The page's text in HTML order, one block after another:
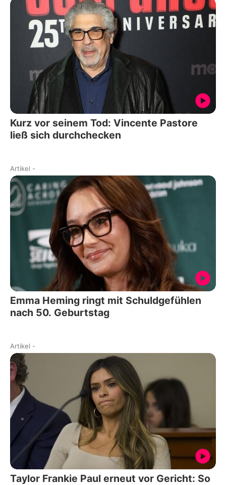
Kurz vor seinem Tod: Vincente Pastore
ließ sich durchchecken
Artikel -
Emma Heming ringt mit Schuldgefühlen
nach 50. Geburtstag
Artikel -
Taylor Frankie Paul erneut vor Gericht: So